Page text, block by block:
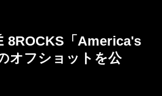
8ROCKS「America's
オフショットを公